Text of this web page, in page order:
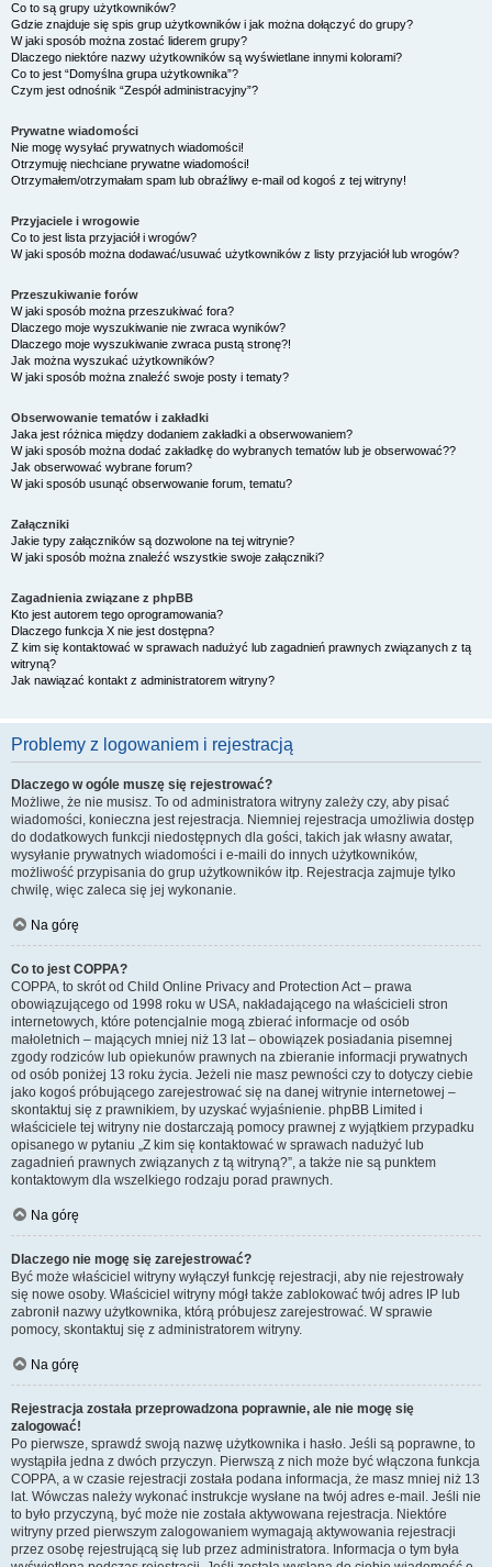
Co to są grupy użytkowników?
Gdzie znajduje się spis grup użytkowników i jak można dołączyć do grupy?
W jaki sposób można zostać liderem grupy?
Dlaczego niektóre nazwy użytkowników są wyświetlane innymi kolorami?
Co to jest “Domyślna grupa użytkownika”?
Czym jest odnośnik “Zespół administracyjny”?
Prywatne wiadomości
Nie mogę wysyłać prywatnych wiadomości!
Otrzymuję niechciane prywatne wiadomości!
Otrzymałem/otrzymałam spam lub obraźliwy e-mail od kogoś z tej witryny!
Przyjaciele i wrogowie
Co to jest lista przyjaciół i wrogów?
W jaki sposób można dodawać/usuwać użytkowników z listy przyjaciół lub wrogów?
Przeszukiwanie forów
W jaki sposób można przeszukiwać fora?
Dlaczego moje wyszukiwanie nie zwraca wyników?
Dlaczego moje wyszukiwanie zwraca pustą stronę?!
Jak można wyszukać użytkowników?
W jaki sposób można znaleźć swoje posty i tematy?
Obserwowanie tematów i zakładki
Jaka jest różnica między dodaniem zakładki a obserwowaniem?
W jaki sposób można dodać zakładkę do wybranych tematów lub je obserwować??
Jak obserwować wybrane forum?
W jaki sposób usunąć obserwowanie forum, tematu?
Załączniki
Jakie typy załączników są dozwolone na tej witrynie?
W jaki sposób można znaleźć wszystkie swoje załączniki?
Zagadnienia związane z phpBB
Kto jest autorem tego oprogramowania?
Dlaczego funkcja X nie jest dostępna?
Z kim się kontaktować w sprawach nadużyć lub zagadnień prawnych związanych z tą
witryną?
Jak nawiązać kontakt z administratorem witryny?
Problemy z logowaniem i rejestracją
Dlaczego w ogóle muszę się rejestrować?
Możliwe, że nie musisz. To od administratora witryny zależy czy, aby pisać
wiadomości, konieczna jest rejestracja. Niemniej rejestracja umożliwia dostęp
do dodatkowych funkcji niedostępnych dla gości, takich jak własny awatar,
wysyłanie prywatnych wiadomości i e-maili do innych użytkowników,
możliwość przypisania do grup użytkowników itp. Rejestracja zajmuje tylko
chwilę, więc zaleca się jej wykonanie.
Na górę
Co to jest COPPA?
COPPA, to skrót od Child Online Privacy and Protection Act – prawa
obowiązującego od 1998 roku w USA, nakładającego na właścicieli stron
internetowych, które potencjalnie mogą zbierać informacje od osób
małoletnich – mających mniej niż 13 lat – obowiązek posiadania pisemnej
zgody rodziców lub opiekunów prawnych na zbieranie informacji prywatnych
od osób poniżej 13 roku życia. Jeżeli nie masz pewności czy to dotyczy ciebie
jako kogoś próbującego zarejestrować się na danej witrynie internetowej –
skontaktuj się z prawnikiem, by uzyskać wyjaśnienie. phpBB Limited i
właściciele tej witryny nie dostarczają pomocy prawnej z wyjątkiem przypadku
opisanego w pytaniu „Z kim się kontaktować w sprawach nadużyć lub
zagadnień prawnych związanych z tą witryną?”, a także nie są punktem
kontaktowym dla wszelkiego rodzaju porad prawnych.
Na górę
Dlaczego nie mogę się zarejestrować?
Być może właściciel witryny wyłączył funkcję rejestracji, aby nie rejestrowały
się nowe osoby. Właściciel witryny mógł także zablokować twój adres IP lub
zabronił nazwy użytkownika, którą próbujesz zarejestrować. W sprawie
pomocy, skontaktuj się z administratorem witryny.
Na górę
Rejestracja została przeprowadzona poprawnie, ale nie mogę się
zalogować!
Po pierwsze, sprawdź swoją nazwę użytkownika i hasło. Jeśli są poprawne, to
wystąpiła jedna z dwóch przyczyn. Pierwszą z nich może być włączona funkcja
COPPA, a w czasie rejestracji została podana informacja, że masz mniej niż 13
lat. Wówczas należy wykonać instrukcje wysłane na twój adres e-mail. Jeśli nie
to było przyczyną, być może nie została aktywowana rejestracja. Niektóre
witryny przed pierwszym zalogowaniem wymagają aktywowania rejestracji
przez osobę rejestrującą się lub przez administratora. Informacja o tym była